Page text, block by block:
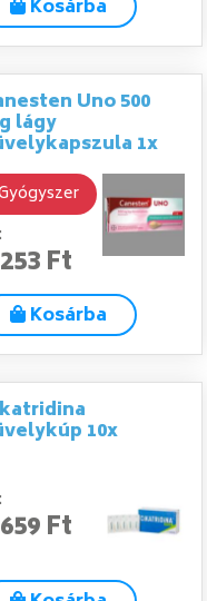
Kosárba
Uno 500
lágy
1x
Ft
Kosárba
10x
Ft